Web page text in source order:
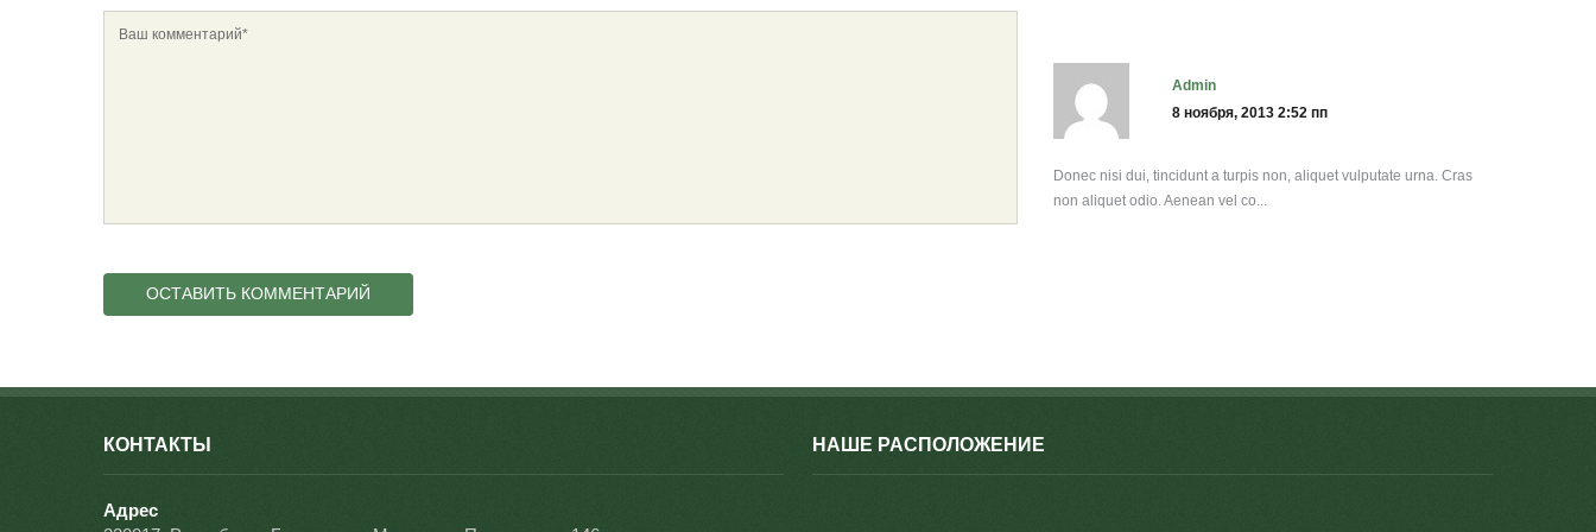
admin
8 ноября, 2013 2:52 пп
Donec nisi dui, tincidunt a turpis non, aliquet vulputate urna. Cras
non aliquet odio. Aenean vel co...
КОНТАКТЫ
Адрес
НАШЕ РАСПОЛОЖЕНИЕ